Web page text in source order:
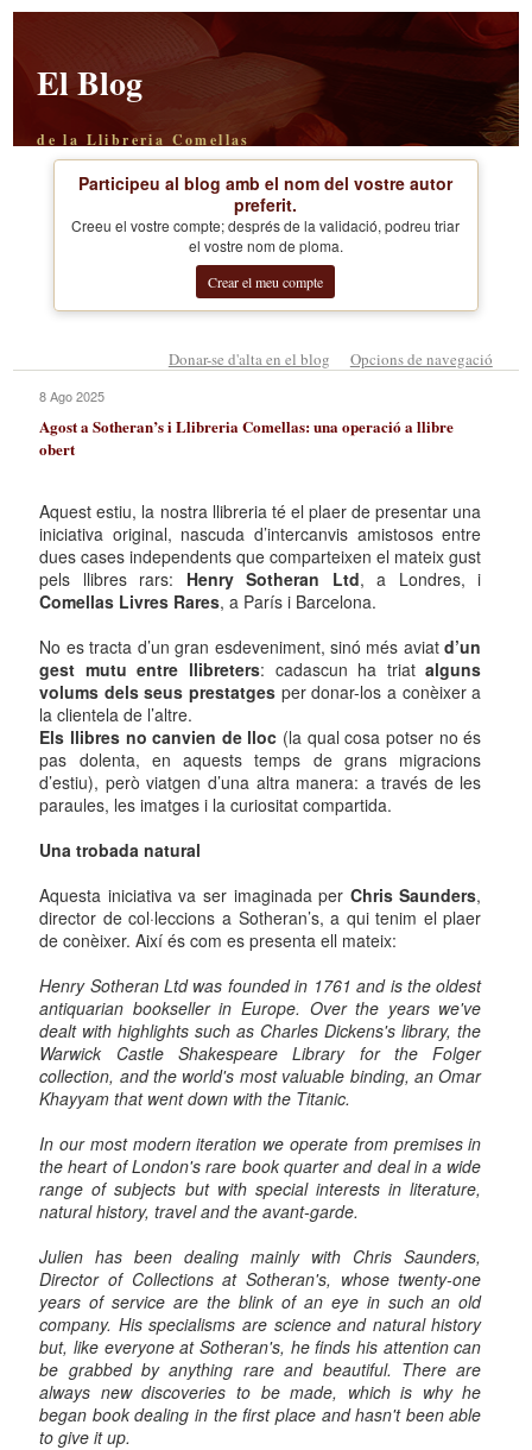
El Blog
de la Llibreria Comellas
Participeu al blog amb el nom del vostre autor
preferit.
Creeu el vostre compte; després de la validació, podreu triar
el vostre nom de ploma.
Crear el meu compte
Donar-se d'alta en el blog Opcions de navegació
8 Ago 2025
Agost a Sotheran’s i Llibreria Comellas: una operació a llibre
obert
Aquest estiu, la nostra llibreria té el plaer de presentar una
iniciativa original, nascuda d’intercanvis amistosos entre
dues cases independents que comparteixen el mateix gust
pels llibres rars: Henry Sotheran Ltd, a Londres, i
Comellas Livres Rares, a París i Barcelona.
No es tracta d’un gran esdeveniment, sinó més aviatd’un
gest mutu entre llibreters: cadascun ha triatalguns
volums dels seus prestatges per donar-los a conèixer a
la clientela de l’altre.
Els llibres no canvien de lloc (la qual cosa potser no és
pas dolenta, en aquests temps de grans migracions
d’estiu), però viatgen d’una altra manera: a través de les
paraules, les imatges i la curiositat compartida.
Una trobada natural
Aquesta iniciativa va ser imaginada per Chris Saunders,
director de col·leccions a Sotheran’s, a qui tenim el plaer
de conèixer. Així és com es presenta ell mateix:
Henry Sotheran Ltd was founded in 1761 and is the oldest
antiquarian bookseller in Europe. Over the years we've
dealt with highlights such as Charles Dickens's library, the
Warwick Castle Shakespeare Library for the Folger
collection, and the world's most valuable binding, an Omar
Khayyam that went down with the Titanic.
In our most modern iteration we operate from premises in
the heart of London's rare book quarter and deal in a wide
range of subjects but with special interests in literature,
natural history, travel and the avant-garde.
Julien has been dealing mainly with Chris Saunders,
Director of Collections at Sotheran's, whose twenty-one
years of service are the blink of an eye in such an old
company. His specialisms are science and natural history
but, like everyone at Sotheran's, he finds his attention can
be grabbed by anything rare and beautiful. There are
always new discoveries to be made, which is why he
began book dealing in the first place and hasn't been able
to give it up.